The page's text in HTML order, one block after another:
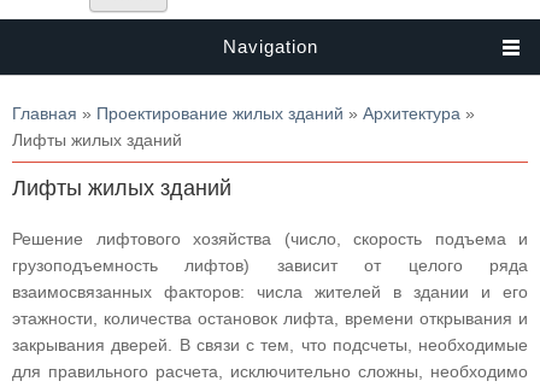
Navigation
Вы здесь
Главная » Проектирование жилых зданий » Архитектура »
Лифты жилых зданий
Лифты жилых зданий
Решение лифтового хозяйства (число, скорость подъема и
грузоподъемность лифтов) зависит от целого ряда
взаимосвязанных факторов: числа жителей в здании и его
этажности, количества остановок лифта, времени открывания и
закрывания дверей. В связи с тем, что подсчеты, необходимые
для правильного расчета, исключительно сложны, необходимо